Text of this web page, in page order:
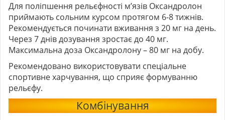
Для поліпшення рельєфності м’язів Оксандролон
приймають сольним курсом протягом 6-8 тижнів.
Рекомендується починати вживання з 20 мг на день.
Через 7 днів дозування зростає до 40 мг.
Максимальна доза Оксандролону – 80 мг на добу.
Рекомендовано використовувати спеціальне
спортивне харчування, що сприяє формуванню
рельєфу.
Комбінування